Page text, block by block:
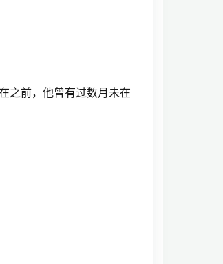
之前，他曾有过数月未在